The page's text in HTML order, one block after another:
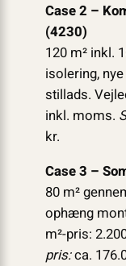
Case 2 –
(4230)
120 m² inkl.
isolering,
stillads.
inkl. moms.
kr.
Case 3 –
80 m²
ophæng
m²-pris:
pris:ca.